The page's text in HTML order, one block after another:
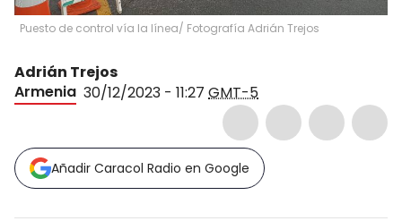
Puesto de control vía la línea/ Fotografía Adrián Trejos
Adrián Trejos
Armenia 30/12/2023 - 11:27 GMT-5
Añadir Caracol Radio en Google